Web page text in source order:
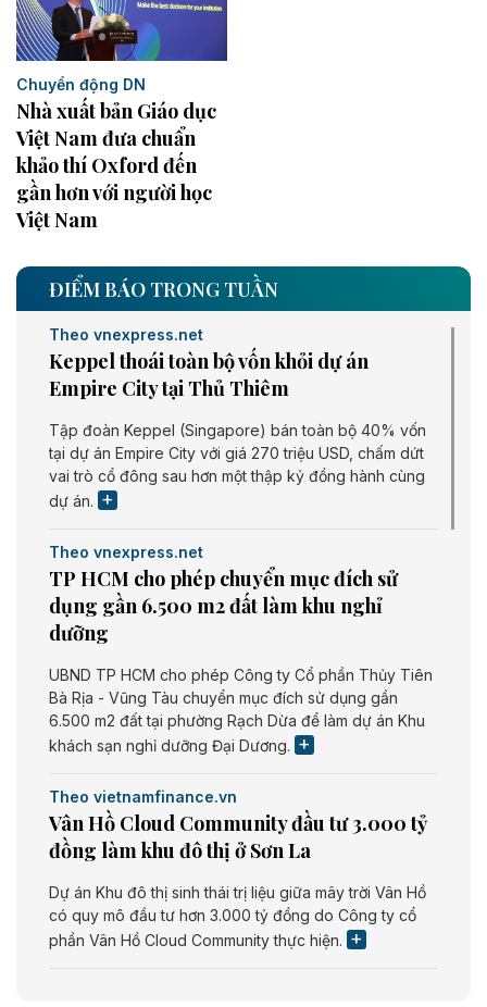
Chuyển động DN
Nhà xuất bản Giáo dục
Việt Nam đưa chuẩn
khảo thí Oxford đến
gần hơn với người học
Việt Nam
ĐIỂM BÁO TRONG TUẦN
Theo vnexpress.net
Keppel thoái toàn bộ vốn khỏi dự án
Empire City tại Thủ Thiêm
Tập đoàn Keppel (Singapore) bán toàn bộ 40% vốn
tại dự án Empire City với giá 270 triệu USD, chấm dứt
vai trò cổ đông sau hơn một thập kỷ đồng hành cùng
dự án.
Theo vnexpress.net
TP HCM cho phép chuyển mục đích sử
dụng gần 6.500 m2 đất làm khu nghỉ
dưỡng
UBND TP HCM cho phép Công ty Cổ phần Thủy Tiên
Bà Rịa - Vũng Tàu chuyển mục đích sử dụng gần
6.500 m2 đất tại phường Rạch Dừa để làm dự án Khu
khách sạn nghỉ dưỡng Đại Dương.
Theo vietnamfinance.vn
Vân Hồ Cloud Community đầu tư 3.000 tỷ
đồng làm khu đô thị ở Sơn La
Dự án Khu đô thị sinh thái trị liệu giữa mây trời Vân Hồ
có quy mô đầu tư hơn 3.000 tỷ đồng do Công ty cổ
phần Vân Hồ Cloud Community thực hiện.